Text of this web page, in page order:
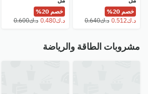
خصم 20%
خصم 20%
⁦د.ك0.480⁩
⁦د.ك0.600⁩
مشروبات الطاقة والرياضة